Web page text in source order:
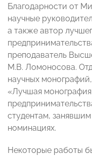
Благодарности от
научные
а также автор
преподаватель
М.В. Ломоносова.
научных
«Лучшая
студентам,
номинациях.
Некоторые работы